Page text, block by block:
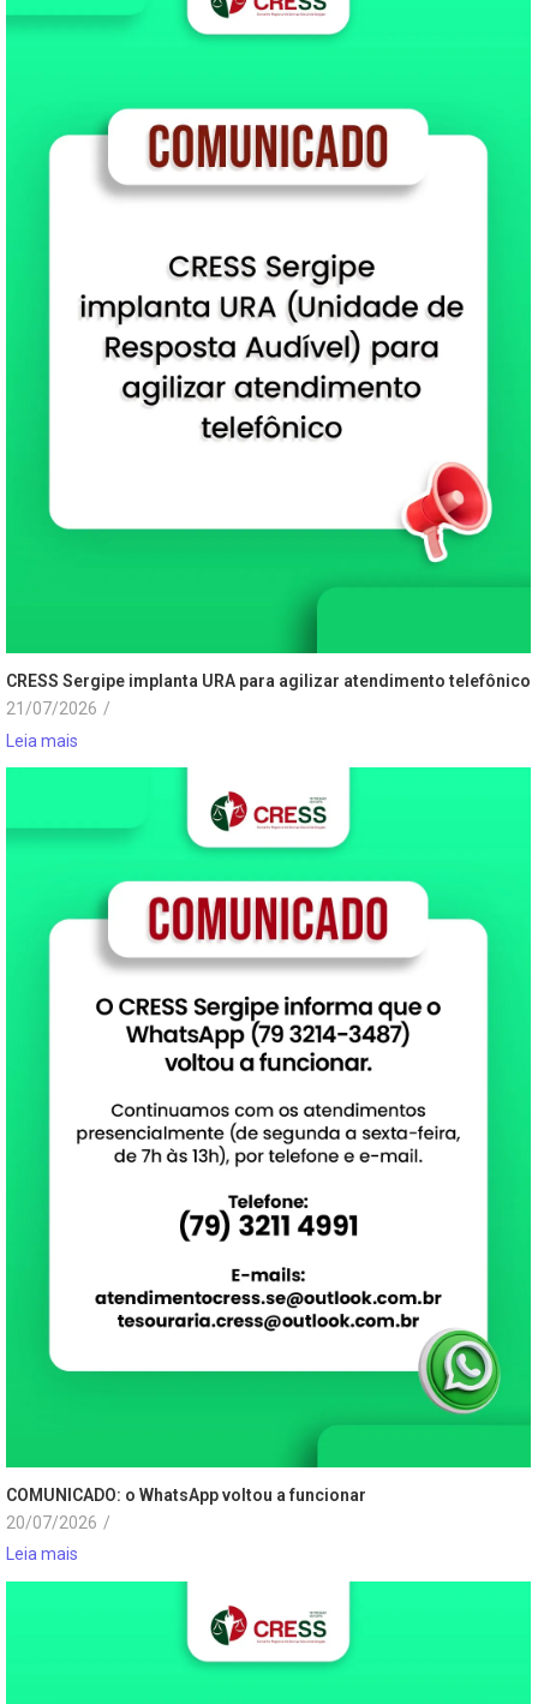
CRESS Sergipe implanta URA para agilizar atendimento telefônico
21/07/2026 /
Leia mais
COMUNICADO: o WhatsApp voltou a funcionar
20/07/2026 /
Leia mais